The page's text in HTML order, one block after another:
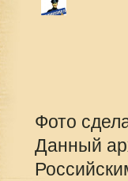
Фото
Данный